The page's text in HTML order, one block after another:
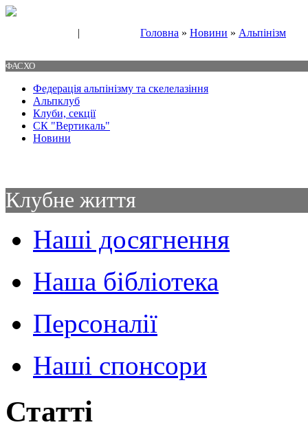
| Головна » Новини » Альпінізм
ФАСХО
Федерація альпінізму та скелелазіння
Альпклуб
Клуби, секції
СК "Вертикаль"
Новини
Клубне життя
Наші досягнення
Наша бібліотека
Персоналії
Наші спонсори
Статті